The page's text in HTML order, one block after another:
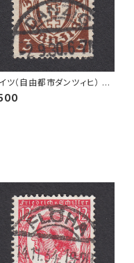
ツ（自由都市ダンツィヒ） 3P
使用済み切手｜DA
2.9.1930